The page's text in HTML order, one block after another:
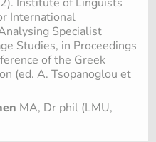
International
Specialist
Studies, in Proceedings
of the Greek
(ed. A. Tsopanoglou et
MA, Dr phil (LMU,